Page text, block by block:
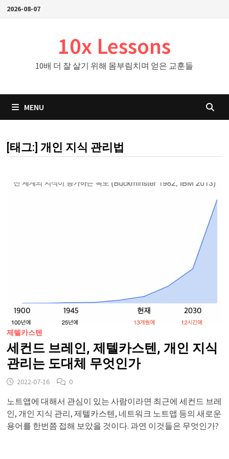
Skip2026-08-07
10x Lessons
10배 더 잘 살기 위해 몸부림치며 얻은 교훈들
MENU
[태그:]개인 지식 관리법
제텔카스텐
세컨드 브레인, 제텔카스텐, 개인 지식
관리는 도대체 무엇인가
2022-07-16 0
노트앱에 대해서 관심이 있는 사람이라면 최근에 세컨드 브레
인, 개인 지식 관리, 제텔카스텐, 네트워크 노트앱 등의 새로운
용어를 한번쯤 접해 보았을 것이다. 과연 이것들은 무엇인가?